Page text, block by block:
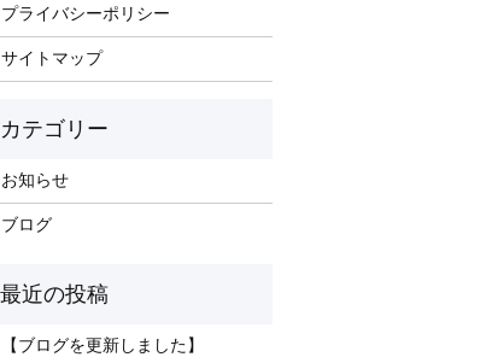
プライバシーポリシー
サイトマップ
お知らせ
ブログ
【ブログを更新しました】